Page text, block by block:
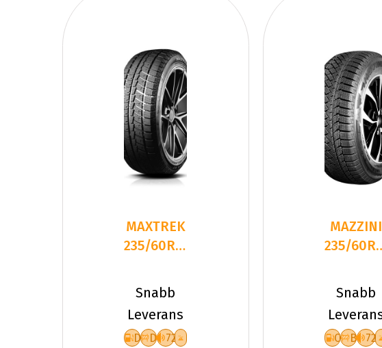
MAXTREK
235/60R18
TREK M7
PLUS
Snabb
Leverans
D D 72
MAZZINI
235/
2 NC
Snabb
C B 72